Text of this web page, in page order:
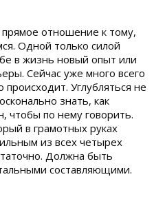
отношение к тому,
Одной только силой
в жизнь новый опыт или
Сейчас уже много всего
происходит. Углубляться не
знать, как
чтобы по нему говорить.
в грамотных руках
из всех четырех
Должна быть
составляющими.